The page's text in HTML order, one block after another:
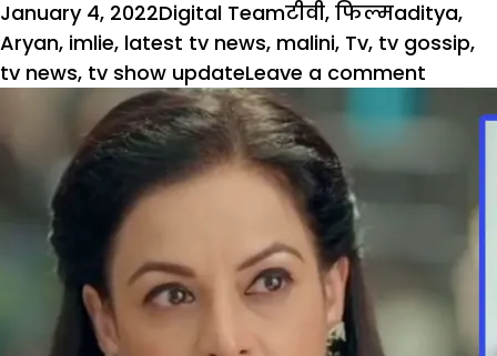
Posted
on
January 4, 2022Author
Digital TeamCategories
टीवी, फिल्मTags
aditya,
Aryan, imlie, latest tv news, malini, Tv, tv gossip,
tv news, tv show updateLeave a comment
परिवार
आएगा
के
तलाक